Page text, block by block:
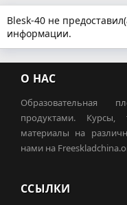
Blesk-40 не
информации.
О НАС
Образовательная
продуктами. Курсы,
материалы на
нами на
ССЫЛКИ